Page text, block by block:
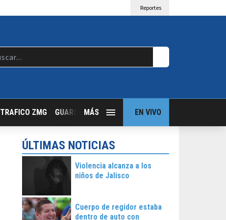
Reportes
TRAFICO ZMG GUARDIA NOCTURNA GUADALAJARA FOLLOW
MÁS EN VIVO
ÚLTIMAS NOTICIAS
Violencia alcanza a los
niños de Jalisco
Cuerpo de regidor estaba
dentro de auto con